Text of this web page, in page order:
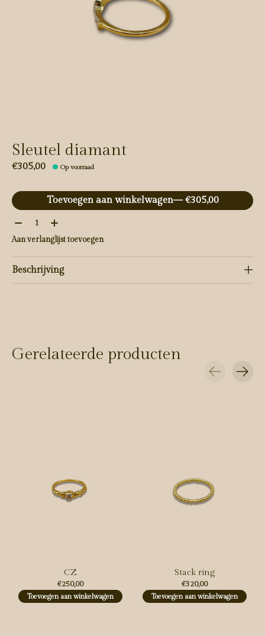
Sleutel diamant
€305,00 Op voorraad
Toevoegen aan winkelwagen
— €305,00
Aantal:
Aan verlanglijst toevoegen
Beschrijving
Gerelateerde producten
CZ
€250,00
Toevoegen aan winkelwagen
Stack ring
€320,00
Toevoegen aan winkelwagen